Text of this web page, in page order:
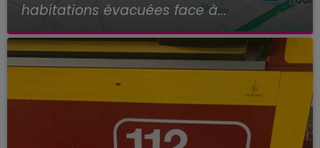
habitations évacuées face à...